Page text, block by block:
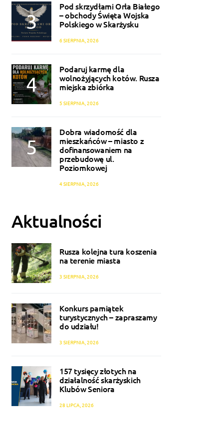
Pod skrzydłami Orła Białego
– obchody Święta Wojska
Polskiego w Skarżysku
6 SIERPNIA, 2026
Podaruj karmę dla
wolnożyjących kotów. Rusza
miejska zbiórka
5 SIERPNIA, 2026
Dobra wiadomość dla
mieszkańców – miasto z
dofinansowaniem na
przebudowę ul.
Poziomkowej
4 SIERPNIA, 2026
Aktualności
Rusza kolejna tura koszenia
na terenie miasta
3 SIERPNIA, 2026
Konkurs pamiątek
turystycznych – zapraszamy
do udziału!
3 SIERPNIA, 2026
157 tysięcy złotych na
działalność skarżyskich
Klubów Seniora
28 LIPCA, 2026